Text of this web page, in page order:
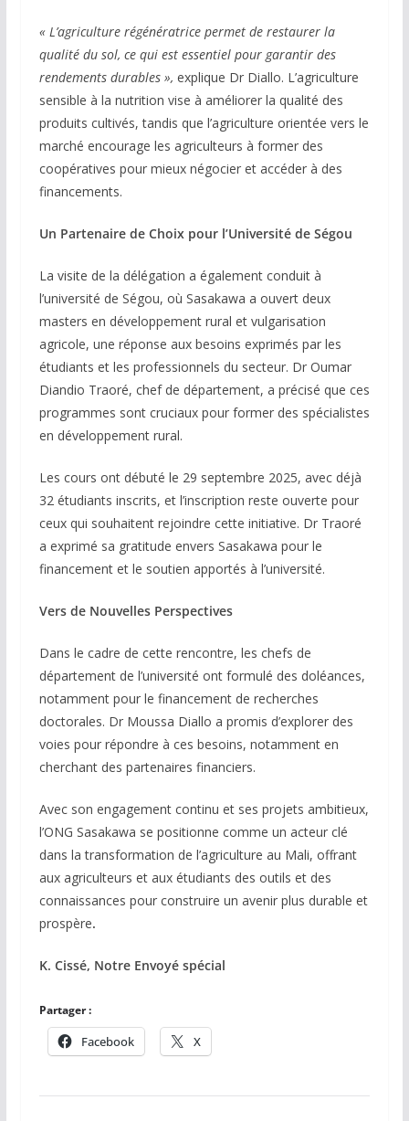
« L’agriculture régénératrice permet de restaurer la
qualité du sol, ce qui est essentiel pour garantir des
rendements durables », explique Dr Diallo. L’agriculture
sensible à la nutrition vise à améliorer la qualité des
produits cultivés, tandis que l’agriculture orientée vers le
marché encourage les agriculteurs à former des
coopératives pour mieux négocier et accéder à des
financements.
Un Partenaire de Choix pour l’Université de Ségou
La visite de la délégation a également conduit à
l’université de Ségou, où Sasakawa a ouvert deux
masters en développement rural et vulgarisation
agricole, une réponse aux besoins exprimés par les
étudiants et les professionnels du secteur. Dr Oumar
Diandio Traoré, chef de département, a précisé que ces
programmes sont cruciaux pour former des spécialistes
en développement rural.
Les cours ont débuté le 29 septembre 2025, avec déjà
32 étudiants inscrits, et l’inscription reste ouverte pour
ceux qui souhaitent rejoindre cette initiative. Dr Traoré
a exprimé sa gratitude envers Sasakawa pour le
financement et le soutien apportés à l’université.
Vers de Nouvelles Perspectives
Dans le cadre de cette rencontre, les chefs de
département de l’université ont formulé des doléances,
notamment pour le financement de recherches
doctorales. Dr Moussa Diallo a promis d’explorer des
voies pour répondre à ces besoins, notamment en
cherchant des partenaires financiers.
Avec son engagement continu et ses projets ambitieux,
l’ONG Sasakawa se positionne comme un acteur clé
dans la transformation de l’agriculture au Mali, offrant
aux agriculteurs et aux étudiants des outils et des
connaissances pour construire un avenir plus durable et
prospère.
K. Cissé, Notre Envoyé spécial
Partager :
Facebook X